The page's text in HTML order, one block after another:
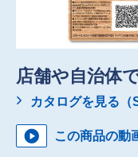
店舗や自治体
カタログを見る（
この商品の動